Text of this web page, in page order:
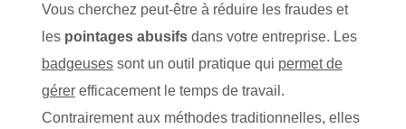
Vous cherchez peut-être à réduire les fraudes et
les pointages abusifsdans votre entreprise. Les
badgeusessont un outil pratique qui permet de
gérerefficacement le temps de travail.
Contrairement aux méthodes traditionnelles, elles